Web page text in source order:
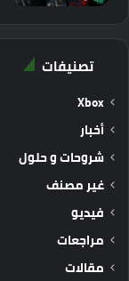
تصنيفات
Xbox
أخبار
شروحات و حلول
غير مصنف
فيديو
مراجعات
مقالات